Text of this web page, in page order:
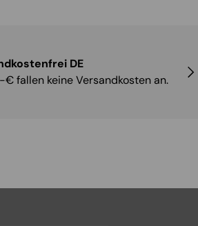
DE
fallen keine Versandkosten an.